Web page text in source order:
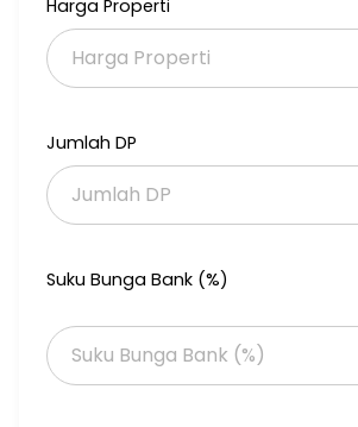
Harga 3,6M nego~~&gt;3.4M nego
#LL.M2
Harga Properti
Jumlah DP
Suku Bunga Bank (%)